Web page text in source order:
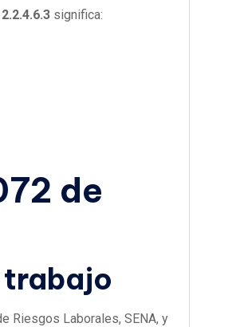
2.2.4.6.3 significa:
de
trabajo
Riesgos Laborales, SENA, y